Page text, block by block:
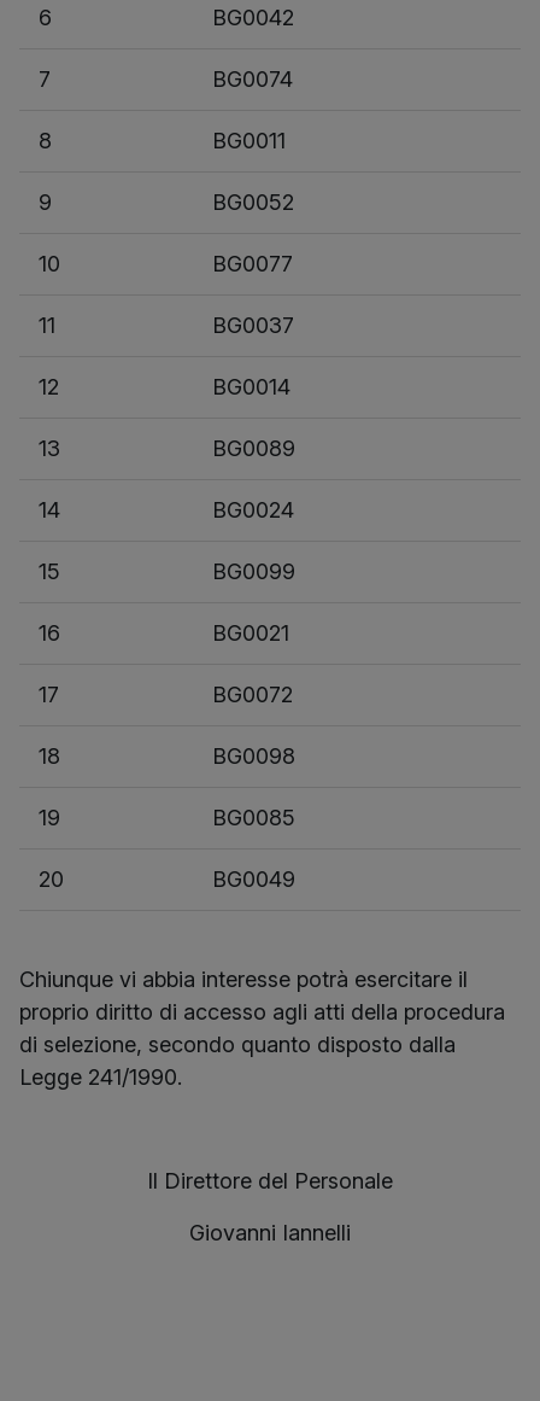
6 BG0042
7 BG0074
8 BG0011
9 BG0052
10 BG0077
11 BG0037
12 BG0014
13 BG0089
14 BG0024
15 BG0099
16 BG0021
17 BG0072
18 BG0098
19 BG0085
20 BG0049
Chiunque vi abbia interesse potrà esercitare il
proprio diritto di accesso agli atti della procedura
di selezione, secondo quanto disposto dalla
Legge 241/1990.
Il Direttore del Personale
Giovanni Iannelli